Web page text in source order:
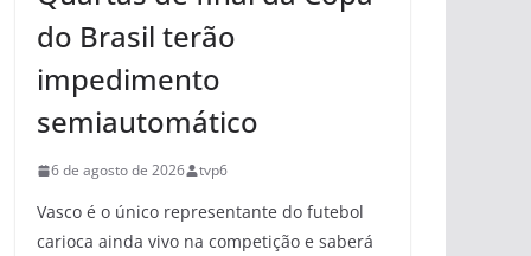
do Brasil terão
impedimento
semiautomático
6 de agosto de 2026 tvp6
Vasco é o único representante do futebol
carioca ainda vivo na competição e saberá